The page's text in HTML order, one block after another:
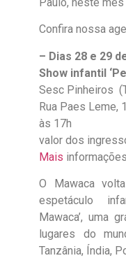
Confira nossa
– Dias 28 e 29
Show infantil
Sesc Pinheiros
Rua Paes Leme,
às 17h
valor dos
Mais informações
O Mawaca
espetáculo
Mawaca’, uma
lugares do
Tanzânia, Índia,